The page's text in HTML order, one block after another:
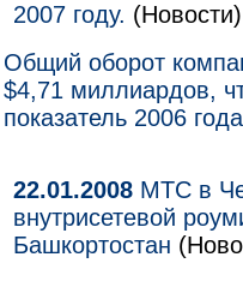
2007 году. (Новости)
Общий оборот
$4,71 миллиардов,
показатель 2006
22.01.2008 МТС в
внутрисетевой
Башкортостан